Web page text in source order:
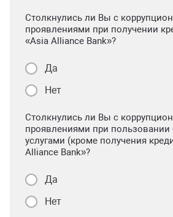
Столкнулись ли Вы с
проявлениями при получении
«Asia Alliance Bank»?
Да
Нет
Столкнулись ли Вы с
проявлениями при пользовании
услугами (кроме получения
Alliance Bank»?
Да
Нет